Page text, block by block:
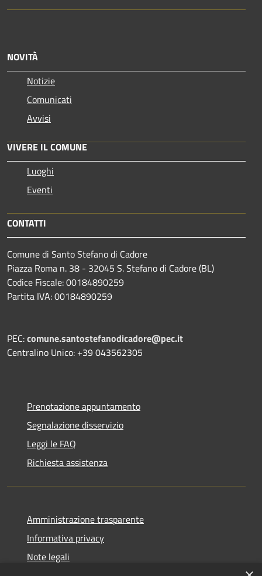
NOVITÀ
Notizie
Comunicati
Avvisi
VIVERE IL COMUNE
Luoghi
Eventi
CONTATTI
Comune di Santo Stefano di Cadore
Piazza Roma n. 38 - 32045 S. Stefano di Cadore (BL)
Codice Fiscale: 00184890259
Partita IVA: 00184890259
PEC:comune.santostefanodicadore@pec.it
Centralino Unico: +39 043562305
Prenotazione appuntamento
Segnalazione disservizio
Leggi le FAQ
Richiesta assistenza
Amministrazione trasparente
Informativa privacy
Note legali